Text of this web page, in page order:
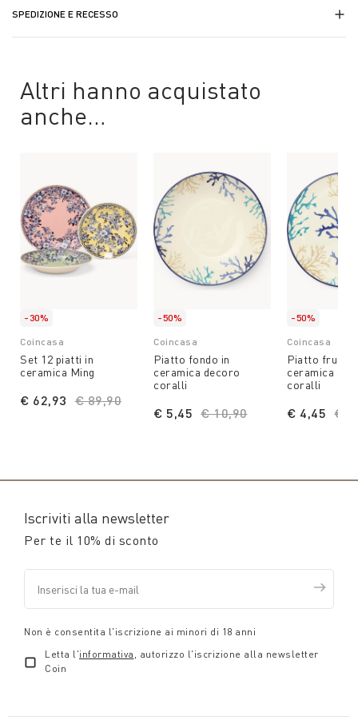
SPEDIZIONE E RECESSO
Altri hanno acquistato
anche…
-30%
Coincasa
Set 12 piatti in
ceramica Ming
Price reduced from
€ 89,90
€ 62,93
-50%
Coincasa
Piatto fondo in
ceramica decoro
coralli
Price reduced from
€ 10,90to
€ 5,45
-50%
Coincasa
Piatto frutta
ceramica
coralli
€
€ 4,45
Iscriviti alla newsletter
Per te il 10% di sconto
Non è consentita l'iscrizione ai minori di 18 anni
Letta l'informativa , autorizzo l'iscrizione alla newsletter
Coin